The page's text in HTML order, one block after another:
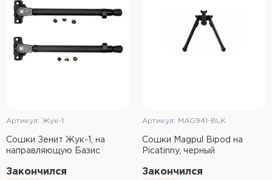
Артикул: Жук-1
Сошки Зенит Жук-1, на
направляющую Базис
Закончился
Артикул: MAG941-BLK
Сошки Magpul Bipod на
Picatinny, черный
Закончился